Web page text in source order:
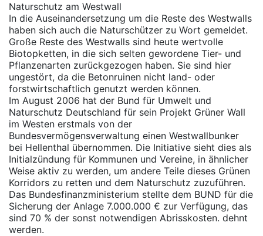
Naturschutz am Westwall
In die Auseinandersetzung um die Reste des Westwalls
haben sich auch die Naturschützer zu Wort gemeldet.
Große Reste des Westwalls sind heute wertvolle
Biotopketten, in die sich selten gewordene Tier- und
Pflanzenarten zurückgezogen haben. Sie sind hier
ungestört, da die Betonruinen nicht land- oder
forstwirtschaftlich genutzt werden können.
Im August 2006 hat der Bund für Umwelt und
Naturschutz Deutschland für sein Projekt Grüner Wall
im Westen erstmals von der
Bundesvermögensverwaltung einen Westwallbunker
bei Hellenthal übernommen. Die Initiative sieht dies als
Initialzündung für Kommunen und Vereine, in ähnlicher
Weise aktiv zu werden, um andere Teile dieses Grünen
Korridors zu retten und dem Naturschutz zuzuführen.
Das Bundesfinanzministerium stellte dem BUND für die
Sicherung der Anlage 7.000.000 € zur Verfügung, das
sind 70 % der sonst notwendigen Abrisskosten. dehnt
werden.